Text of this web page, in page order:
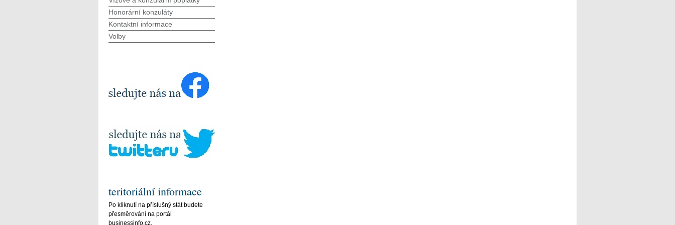
Honorární konzuláty
Kontaktní informace
Volby
teritoriální informace
Po kliknutí na příslušný stát budete
přesměrováni na portál
businessinfo.cz.